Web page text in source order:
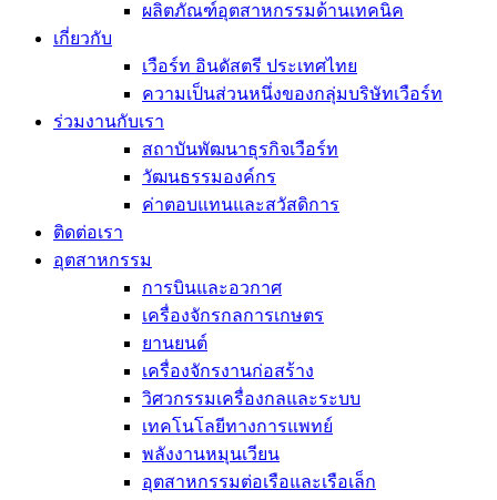
ผลิตภัณฑ์อุตสาหกรรมด้านเทคนิค
เกี่ยวกับ
เวือร์ท อินดัสตรี ประเทศไทย
ความเป็นส่วนหนึ่งของกลุ่มบริษัทเวือร์ท
ร่วมงานกับเรา
สถาบันพัฒนาธุรกิจเวือร์ท
วัฒนธรรมองค์กร
ค่าตอบแทนและสวัสดิการ
ติดต่อเรา
อุตสาหกรรม
การบินและอวกาศ
เครื่องจักรกลการเกษตร
ยานยนต์
เครื่องจักรงานก่อสร้าง
วิศวกรรมเครื่องกลและระบบ
เทคโนโลยีทางการแพทย์
พลังงานหมุนเวียน
อุตสาหกรรมต่อเรือและเรือเล็ก